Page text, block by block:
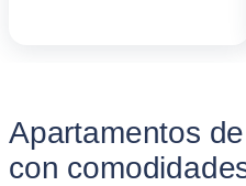
Apartamentos
con